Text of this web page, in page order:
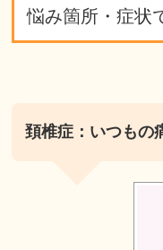
悩み箇所・症状
頚椎症：いつもの